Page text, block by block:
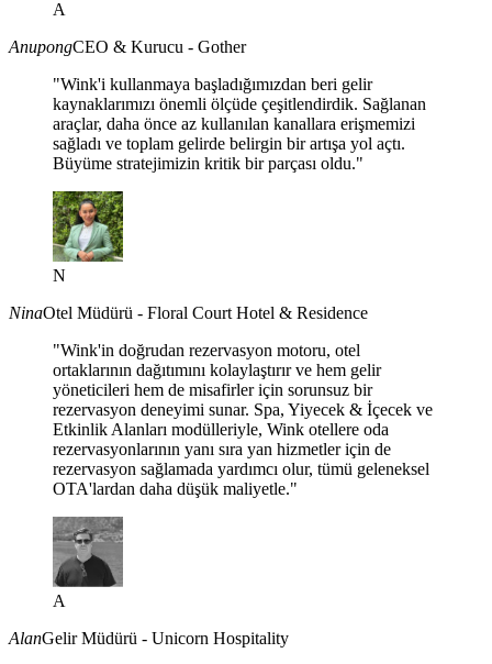
A
AnupongCEO & Kurucu - Gother
"Wink'i kullanmaya başladığımızdan beri gelir
kaynaklarımızı önemli ölçüde çeşitlendirdik. Sağlanan
araçlar, daha önce az kullanılan kanallara erişmemizi
sağladı ve toplam gelirde belirgin bir artışa yol açtı.
Büyüme stratejimizin kritik bir parçası oldu."
N
NinaOtel Müdürü - Floral Court Hotel & Residence
"Wink'in doğrudan rezervasyon motoru, otel
ortaklarının dağıtımını kolaylaştırır ve hem gelir
yöneticileri hem de misafirler için sorunsuz bir
rezervasyon deneyimi sunar. Spa, Yiyecek & İçecek ve
Etkinlik Alanları modülleriyle, Wink otellere oda
rezervasyonlarının yanı sıra yan hizmetler için de
rezervasyon sağlamada yardımcı olur, tümü geleneksel
OTA'lardan daha düşük maliyetle."
A
AlanGelir Müdürü - Unicorn Hospitality